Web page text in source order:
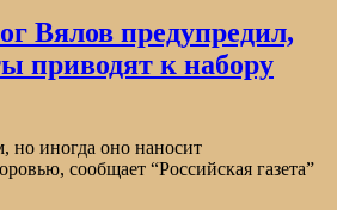
Вялов предупредил,
приводят к набору
но иногда оно наносит
сообщает “Российская газета”